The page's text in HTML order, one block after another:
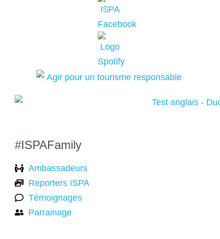
#ISPAFamily
Ambassadeurs
Reporters ISPA
Témoignages
Parrainage